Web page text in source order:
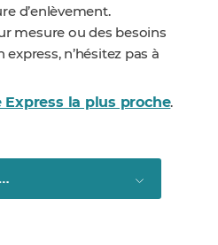
d’enlèvement.
mesure ou des besoins
n’hésitez pas à
Express la plus proche.